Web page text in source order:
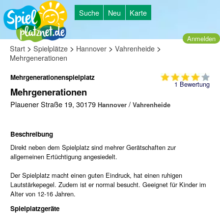
Suche Neu Karte
Anmelden
Start > Spielplätze > Hannover > Vahrenheide >
Mehrgenerationen
1Bewertung
Mehrgenerationenspielplatz
Mehrgenerationen
Plauener Straße 19, 30179 Hannover / Vahrenheide
Beschreibung
Direkt neben dem Spielplatz sind mehrer Gerätschaften zur
allgemeinen Ertüchtigung angesiedelt.
Der Spielplatz macht einen guten Eindruck, hat einen ruhigen
Lautstärkepegel. Zudem ist er normal besucht. Geeignet für Kinder im
Alter von 12-16 Jahren.
Spielplatzgeräte